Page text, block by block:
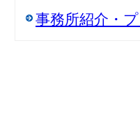
事務所紹介・